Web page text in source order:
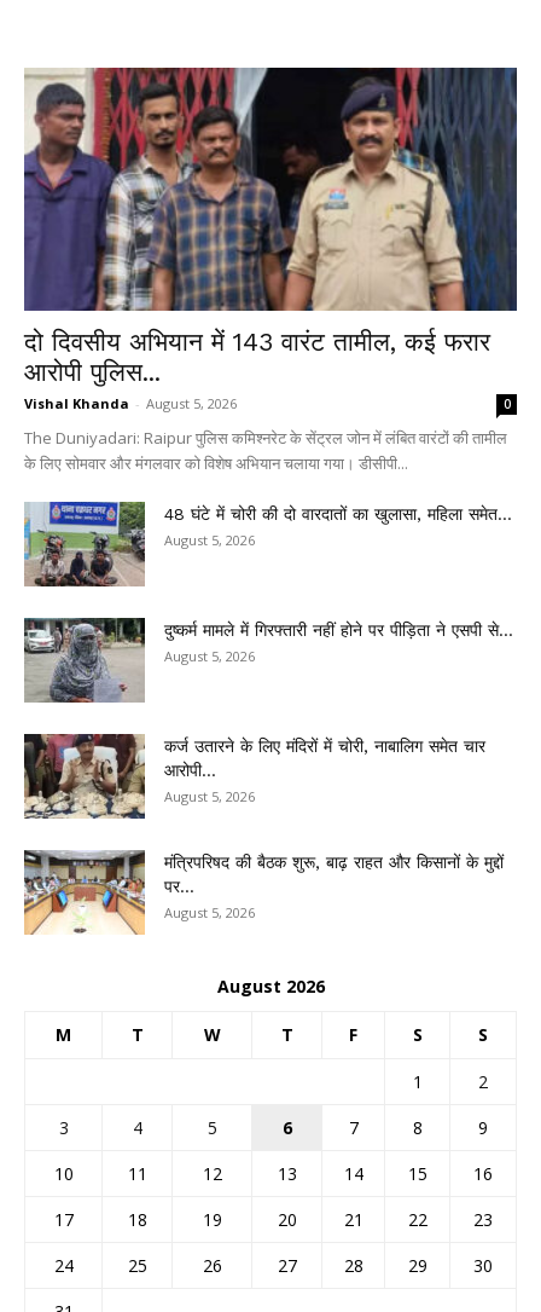
दो दिवसीय अभियान में 143 वारंट तामील, कई फरार
आरोपी पुलिस...
Vishal Khanda - August 5, 2026 0
The Duniyadari: Raipur पुलिस कमिश्नरेट के सेंट्रल जोन में लंबित वारंटों की तामील
के लिए सोमवार और मंगलवार को विशेष अभियान चलाया गया। डीसीपी...
48 घंटे में चोरी की दो वारदातों का खुलासा, महिला समेत...
August 5, 2026
दुष्कर्म मामले में गिरफ्तारी नहीं होने पर पीड़िता ने एसपी से...
August 5, 2026
कर्ज उतारने के लिए मंदिरों में चोरी, नाबालिग समेत चार
आरोपी...
August 5, 2026
मंत्रिपरिषद की बैठक शुरू, बाढ़ राहत और किसानों के मुद्दों
पर...
August 5, 2026
August 2026
M T W T F S S
1
2
3
4 5 6 7 8
9
10
11 12 13 14 15
16
17
18 19 20 21 22
23
24
25 26 27 28 29
30